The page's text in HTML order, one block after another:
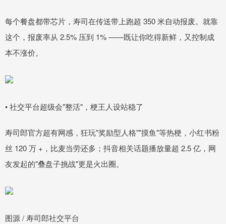
每个餐盘都带芯片，寿司在传送带上跑超 350 米自动报废。就靠
这个，报废率从 2.5% 压到 1% ——既让你吃得新鲜，又控制成
本不涨价。
• 社交平台超级会"整活"，梗王人设站稳了
寿司郎官方超有网感，狂玩"奖励型人格""摸鱼"等热梗，小红书粉
丝 120 万 +，比麦当劳还多；抖音相关话题播放量超 2.5 亿，网
友发起的"叠盘子挑战"更是火出圈。
图源 / 寿司郎社交平台